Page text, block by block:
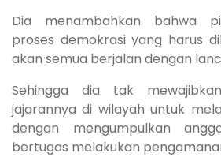
Dia menambahkan bahwa
proses demokrasi yang harus
akan semua berjalan dengan
Sehingga dia tak
jajarannya di wilayah untuk
dengan mengumpulkan
bertugas melakukan